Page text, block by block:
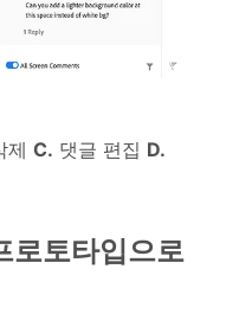
제 C. 댓글 편집 D.
로토타입으로